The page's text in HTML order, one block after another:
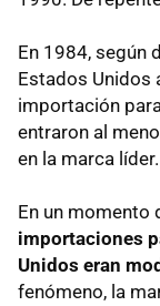
En 1984, según
Estados Unidos
importación
entraron al
en la marca líder.
En un momento
importaciones
Unidos eran
fenómeno, la